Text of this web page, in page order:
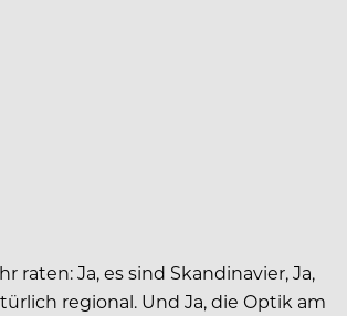
raten: Ja, es sind Skandinavier, Ja,
regional. Und Ja, die Optik am